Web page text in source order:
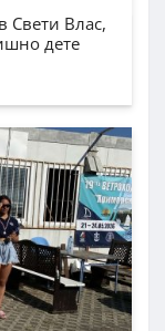
Свети Влас,
дете